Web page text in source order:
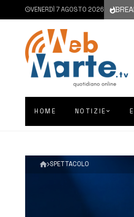
VENERDÌ 7 AGOSTO 2026 7
HOME NOTIZIE
SPETTACOLO